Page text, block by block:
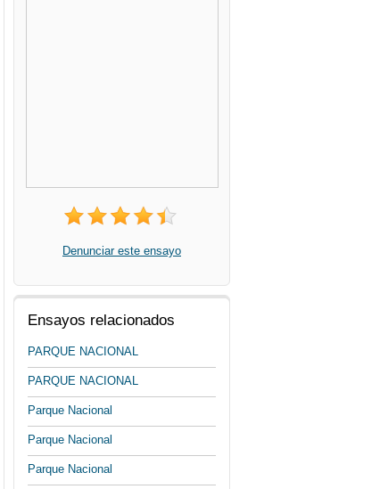
Denunciar este ensayo
Ensayos relacionados
PARQUE NACIONAL
PARQUE NACIONAL
Parque Nacional
Parque Nacional
Parque Nacional